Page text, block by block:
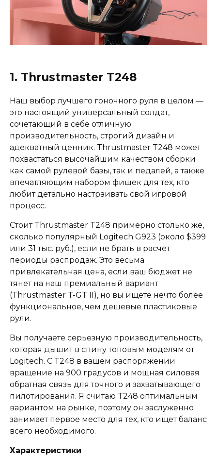
1. Thrustmaster T248
Наш выбор лучшего гоночного руля в целом —
это настоящий универсальный солдат,
сочетающий в себе отличную
производительность, строгий дизайн и
адекватный ценник. Thrustmaster T248 может
похвастаться высочайшим качеством сборки
как самой рулевой базы, так и педалей, а также
впечатляющим набором фишек для тех, кто
любит детально настраивать свой игровой
процесс.
Стоит Thrustmaster T248 примерно столько же,
сколько популярный Logitech G923 (около $399
или 31 тыс. руб.), если не брать в расчет
периоды распродаж. Это весьма
привлекательная цена, если ваш бюджет не
тянет на наш премиальный вариант
(Thrustmaster T-GT II), но вы ищете нечто более
функциональное, чем дешевые пластиковые
рули.
Вы получаете серьезную производительность,
которая дышит в спину топовым моделям от
Logitech. С T248 в вашем распоряжении
вращение на 900 градусов и мощная силовая
обратная связь для точного и захватывающего
пилотирования. Я считаю T248 оптимальным
вариантом на рынке, поэтому он заслуженно
занимает первое место для тех, кто ищет баланс
всего необходимого.
Характеристики